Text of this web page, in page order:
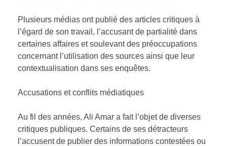
Plusieurs médias ont publié des articles critiques à
l’égard de son travail, l’accusant de partialité dans
certaines affaires et soulevant des préoccupations
concernant l’utilisation des sources ainsi que leur
contextualisation dans ses enquêtes.
Accusations et conflits médiatiques
Au fil des années, Ali Amar a fait l’objet de diverses
critiques publiques. Certains de ses détracteurs
l’accusent de publier des informations contestées ou